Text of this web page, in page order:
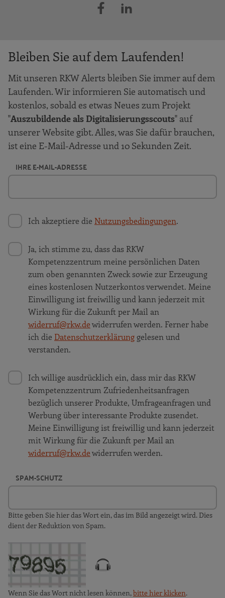
Bleiben Sie auf dem Laufenden!
Mit unseren RKW Alerts bleiben Sie immer auf dem
Laufenden. Wir informieren Sie automatisch und
kostenlos, sobald es etwas Neues zum Projekt
"Auszubildende als Digitalisierungsscouts" auf
unserer Website gibt. Alles, was Sie dafür brauchen,
ist eine E-Mail-Adresse und 10 Sekunden Zeit.
IHRE E-MAIL-ADRESSE
Ich akzeptiere die Nutzungsbedingungen.
Ja, ich stimme zu, dass das RKW
Kompetenzzentrum meine persönlichen Daten
zum oben genannten Zweck sowie zur Erzeugung
eines kostenlosen Nutzerkontos verwendet. Meine
Einwilligung ist freiwillig und kann jederzeit mit
Wirkung für die Zukunft per Mail an
widerruf@rkw.dewiderrufen werden. Ferner habe
ich die Datenschutzerklärunggelesen und
verstanden.
Ich willige ausdrücklich ein, dass mir das RKW
Kompetenzzentrum Zufriedenheitsanfragen
bezüglich unserer Produkte, Umfrageanfragen und
Werbung über interessante Produkte zusendet.
Meine Einwilligung ist freiwillig und kann jederzeit
mit Wirkung für die Zukunft per Mail an
widerruf@rkw.dewiderrufen werden.
SPAM-SCHUTZ
Bitte geben Sie hier das Wort ein, das im Bild angezeigt wird. Dies
dient der Reduktion von Spam.
Wenn Sie das Wort nicht lesen können, bitte hier klicken.